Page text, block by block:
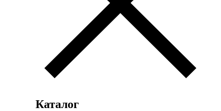
Каталог